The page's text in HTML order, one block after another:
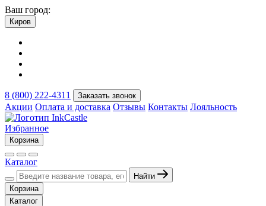
Ваш город:
Киров
8 (800) 222-4311 Заказать звонок
Акции Оплата и доставка Отзывы Контакты Лояльность
Избранное
Корзина
Каталог
Найти
Корзина
Каталог